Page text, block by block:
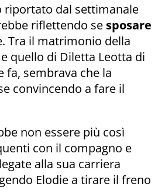
riportato dal settimanale
riflettendo se sposare
Tra il matrimonio della
quello di Diletta Leotta di
fa, sembrava che la
convincendo a fare il
non essere più così
con il compagno e
alla sua carriera
Elodie a tirare il freno